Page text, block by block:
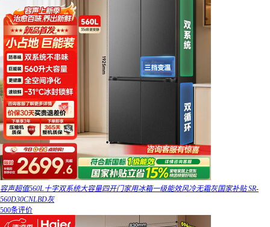
容声超值560L十字双系统大容量四开门家用冰箱一级能效风冷无霜灰国家补贴 SR-
560D30CNLBD灰
500条评价